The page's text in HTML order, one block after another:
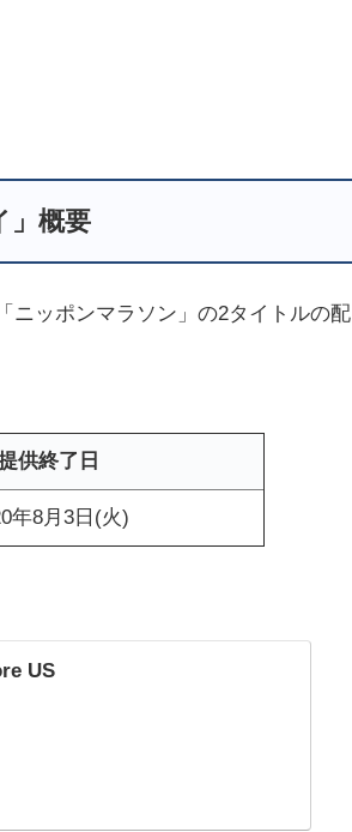
」概要
ニッポンマラソン」の2タイトルの配
供終了日
年8月3日(火)
US